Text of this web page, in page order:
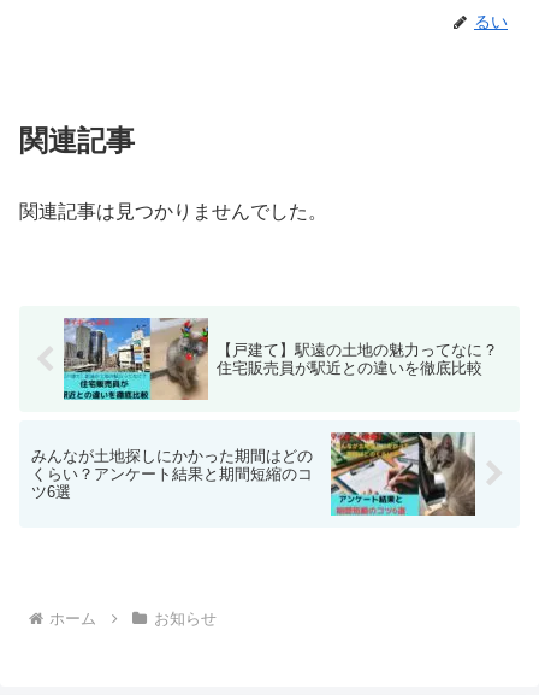
るい
関連記事
関連記事は見つかりませんでした。
【戸建て】駅遠の土地の魅力ってなに？
住宅販売員が駅近との違いを徹底比較
みんなが土地探しにかかった期間はどの
くらい？アンケート結果と期間短縮のコ
ツ6選
ホーム お知らせ